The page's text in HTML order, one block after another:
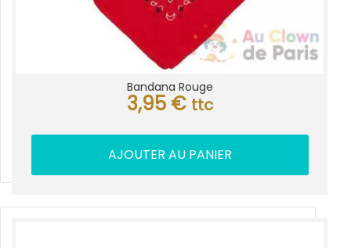
Bandana Rouge
3,95 € ttc
AJOUTER AU PANIER